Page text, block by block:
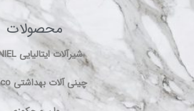
محصولات
شیرآلات ایتالیایی DANIEL
چینی آلات بهداشتی bathco